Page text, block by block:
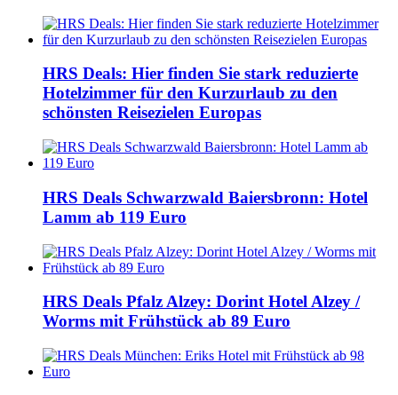
HRS Deals: Hier finden Sie stark reduzierte
Hotelzimmer für den Kurzurlaub zu den
schönsten Reisezielen Europas
HRS Deals Schwarzwald Baiersbronn: Hotel
Lamm ab 119 Euro
HRS Deals Pfalz Alzey: Dorint Hotel Alzey /
Worms mit Frühstück ab 89 Euro